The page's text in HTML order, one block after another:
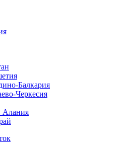
Балкария
Черкесия
Алания